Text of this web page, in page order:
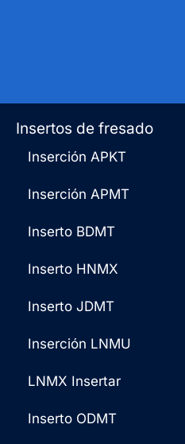
Insertos de fresado
Inserción APKT
Inserción APMT
Inserto BDMT
Inserto HNMX
Inserto JDMT
Inserción LNMU
LNMX Insertar
Inserto ODMT